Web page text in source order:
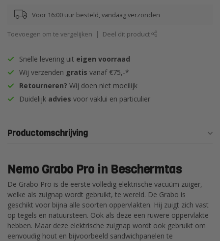
Voor 16:00 uur besteld, vandaag verzonden
Toevoegen om te vergelijken Deel dit product
Snelle levering uit eigen voorraad
Wij verzenden gratis vanaf €75,-*
Retourneren? Wij doen niet moeilijk
Duidelijk advies voor vaklui en particulier
Productomschrijving
Nemo Grabo Pro in Beschermtas
De Grabo Pro is de eerste volledig elektrische vacuüm zuiger,
welke als zuignap wordt gebruikt, te wereld. De Grabo is
geschikt voor bijna alle soorten oppervlakten. Hij zuigt zich vast
op tegels en natuursteen. Ook als deze een ruwere oppervlakte
hebben. Maar deze elektrische zuignap wordt ook gebruikt om
eenvoudig hout en bijvoorbeeld sandwichpanelen te